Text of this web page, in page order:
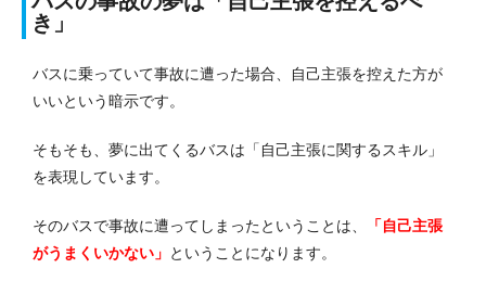
き」
バスに乗っていて事故に遭った場合、自己主張を控えた方が
いいという暗示です。
そもそも、夢に出てくるバスは「自己主張に関するスキル」
を表現しています。
そのバスで事故に遭ってしまったということは、
「自己主張
がうまくいかない」 ということになります。